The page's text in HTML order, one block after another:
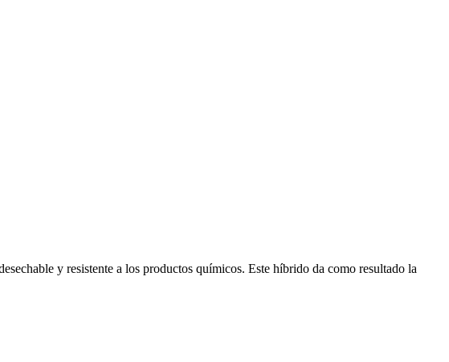
y resistente a los productos químicos. Este híbrido da como resultado la